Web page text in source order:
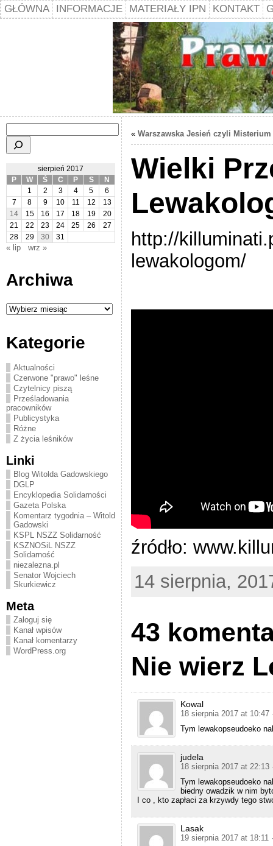
GŁÓWNA INFORMACJE MATERIAŁY IPN KONTAKT
sierpień 2017
P
W Ś C P S
N
1
2 3 4 5
6
7
8 9 10 11 12
13
14
15 16 17 18 19
20
21
22 23 24 25 26
27
28
29 30 31
« lip wrz »
Archiwa
Archiwa
Kategorie
Aktualności
Czerwone "prawo" leśne
Czytelnicy piszą
Prześladowania
pracowników
Publicystyka
Różne
Z życia leśników
Linki
Blog Witolda Gadowskiego
DGLP
Encyklopedia Solidarności
Gazeta Polska
Komentarz tygodnia – Witold
Gadowski
KSPL NSZZ Solidarność
KSZNOSiL NSZZ
Solidarność
niezalezna.pl
Senator Wojciech
Skurkiewicz
Meta
Zaloguj się
Kanał wpisów
Kanał komentarzy
WordPress.org
« Warszawska Jesień czyli
Wielki
http://
lewakologom/
źródło:
14 sierpnia,
43
Nie wierz
Kowal
18 sierpnia 2017 at 10:47
Tym lewakopseudoeko
judela
18 sierpnia 2017 at 22:13
Tym lewakopseudoeko
biedny owadzik w nim
I co , kto zapłaci za krzywdy tego
Lasak
19 sierpnia 2017 at 18:11